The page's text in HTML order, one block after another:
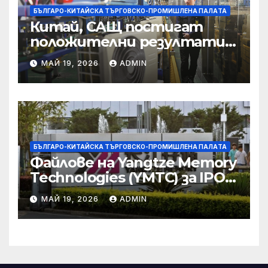
БЪЛГАРО-КИТАЙСКА ТЪРГОВСКО-ПРОМИШЛЕНА ПАЛAТА
Китай, САЩ постигат
положителни резултати в
икономическите и
търговски консултации:
министерство
МАЙ 19, 2026 ADMIN
БЪЛГАРО-КИТАЙСКА ТЪРГОВСКО-ПРОМИШЛЕНА ПАЛAТА
Файлове на Yangtze Memory
Technologies (YMTC) за IPO
на STAR Market
МАЙ 19, 2026 ADMIN